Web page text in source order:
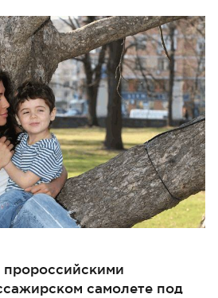
пророссийскими
самолете под